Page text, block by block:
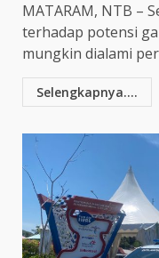
MATARAM, NTB –
terhadap potensi
mungkin dialami
Selengkapnya....